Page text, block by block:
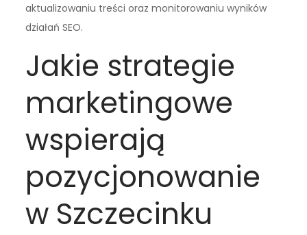
aktualizowaniu treści oraz monitorowaniu wyników
działań SEO.
Jakie strategie
marketingowe
wspierają
pozycjonowanie
w Szczecinku